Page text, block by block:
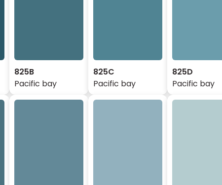
825B
Pacific bay
825C
Pacific bay
825D
Pacific bay